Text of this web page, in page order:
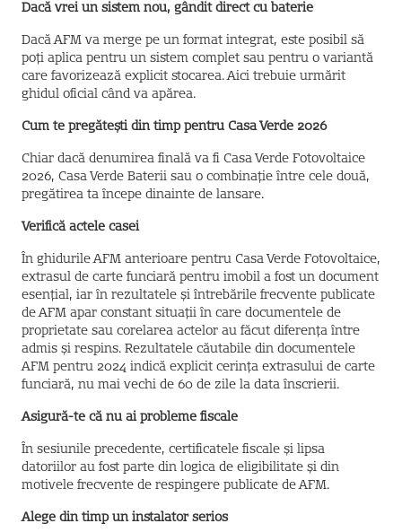
Dacă vrei un sistem nou, gândit direct cu baterie
Dacă AFM va merge pe un format integrat, este posibil să
poți aplica pentru un sistem complet sau pentru o variantă
care favorizează explicit stocarea. Aici trebuie urmărit
ghidul oficial când va apărea.
Cum te pregătești din timp pentru Casa Verde 2026
Chiar dacă denumirea finală va fi Casa Verde Fotovoltaice
2026, Casa Verde Baterii sau o combinație între cele două,
pregătirea ta începe dinainte de lansare.
Verifică actele casei
În ghidurile AFM anterioare pentru Casa Verde Fotovoltaice,
extrasul de carte funciară pentru imobil a fost un document
esențial, iar în rezultatele și întrebările frecvente publicate
de AFM apar constant situații în care documentele de
proprietate sau corelarea actelor au făcut diferența între
admis și respins. Rezultatele căutabile din documentele
AFM pentru 2024 indică explicit cerința extrasului de carte
funciară, nu mai vechi de 60 de zile la data înscrierii.
Asigură-te că nu ai probleme fiscale
În sesiunile precedente, certificatele fiscale și lipsa
datoriilor au fost parte din logica de eligibilitate și din
motivele frecvente de respingere publicate de AFM.
Alege din timp un instalator serios